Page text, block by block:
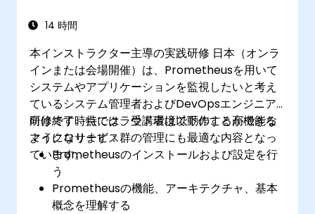
スを適用する。
14 時間
本インストラクター主導の実践研修 日本（オンラ
インまたは会場開催）は、Prometheusを用いて
システムやアプリケーションを監視したいと考え
ているシステム管理者およびDevOpsエンジニア
向けです。特にクラウド環境で動作する高機能な
マイクロサービス群の管理にも最適な内容となっ
ています。
研修終了時点では、受講者は以下のことができる
ようになります：
Prometheusのインストールおよび設定を行
う
Prometheusの機能、アーキテクチャ、基本
概念を理解する